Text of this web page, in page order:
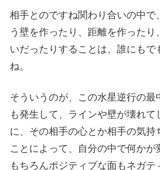
相手とのですね関わり合いの中で
う壁を作ったり、距離を作った
いだったりすることは、誰にもで
ね。
そういうのが、この水星逆行の最
も発生して、ラインや壁が壊れて
に、その相手の心とか相手の気持
ことによって、自分の中で何かが
もちろんポジティブな面もネガ